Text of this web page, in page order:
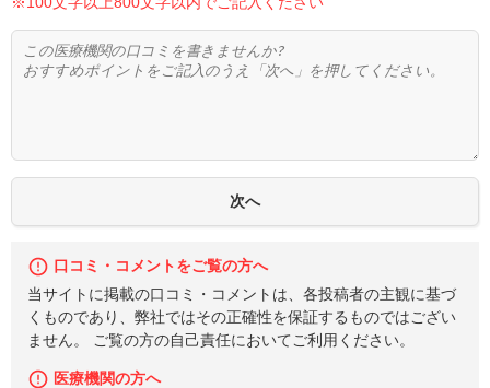
口コミ・コメントをご覧の方へ
当サイトに掲載の口コミ・コメントは、各投稿者の主観に基づ
くものであり、弊社ではその正確性を保証するものではござい
ません。 ご覧の方の自己責任においてご利用ください。
医療機関の方へ